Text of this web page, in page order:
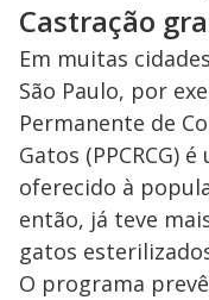
Castração
Em muitas
São Paulo, por
Permanente de
Gatos (PPCRCG)
oferecido à
então, já teve
gatos
O programa